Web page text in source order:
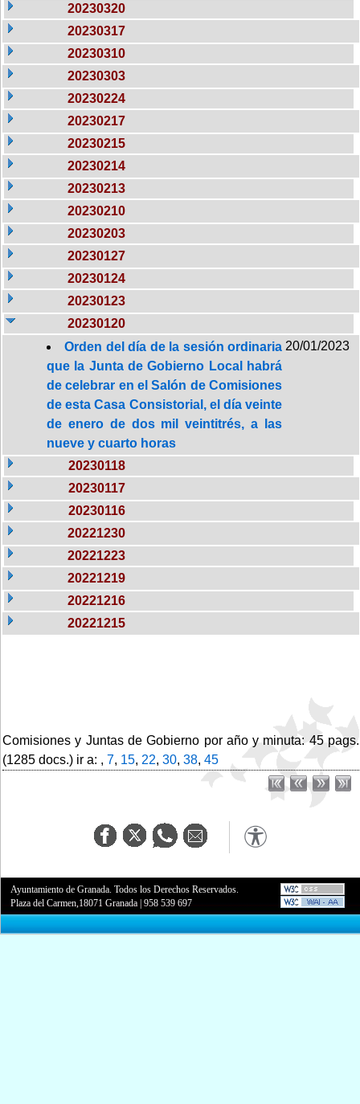
20230320
20230317
20230310
20230303
20230224
20230217
20230215
20230214
20230213
20230210
20230203
20230127
20230124
20230123
20230120
Orden del día de la sesión ordinaria
que la Junta de Gobierno Local habrá
de celebrar en el Salón de Comisiones
de esta Casa Consistorial, el día veinte
de enero de dos mil veintitrés, a las
nueve y cuarto horas
20/01/2023
20230118
20230117
20230116
20221230
20221223
20221219
20221216
20221215
Comisiones y Juntas de Gobierno por año y minuta: 45 pags.
(1285 docs.) ir a: , 7, 15, 22, 30, 38, 45
Ayuntamiento de Granada. Todos los Derechos Reservados.
Plaza del Carmen,18071 Granada |958 539 697